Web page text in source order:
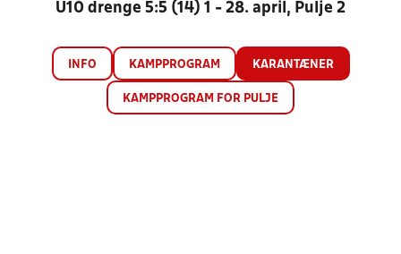
U10 drenge 5:5 (14) 1 - 28. april, Pulje 2
INFO KAMPPROGRAM KARANTÆNER
KAMPPROGRAM FOR PULJE